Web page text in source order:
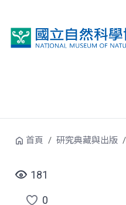
首頁 研究典藏與出版
181
0